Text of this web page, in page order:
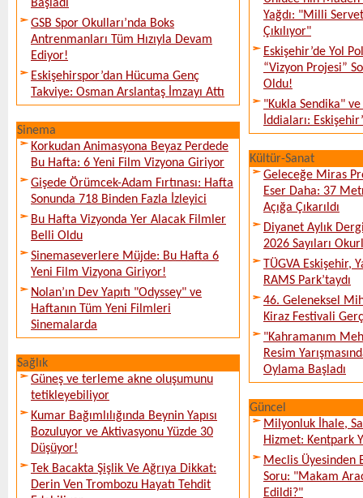
Başladı
GSB Spor Okulları’nda Boks
Antrenmanları Tüm Hızıyla Devam
Ediyor!
Eskişehirspor’dan Hücuma Genç
Takviye: Osman Arslantaş İmzayı Attı
Sinema
Korkudan Animasyona Beyaz Perdede
Bu Hafta: 6 Yeni Film Vizyona Giriyor
Gişede Örümcek-Adam Fırtınası: Hafta
Sonunda 718 Binden Fazla İzleyici
Bu Hafta Vizyonda Yer Alacak Filmler
Belli Oldu
Sinemaseverlere Müjde: Bu Hafta 6
Yeni Film Vizyona Giriyor!
Nolan’ın Dev Yapıtı "Odyssey" ve
Haftanın Tüm Yeni Filmleri
Sinemalarda
Sağlık
Güneş ve terleme akne oluşumunu
tetikleyebiliyor
Kumar Bağımlılığında Beynin Yapısı
Bozuluyor ve Aktivasyonu Yüzde 30
Düşüyor!
Tek Bacakta Şişlik Ve Ağrıya Dikkat:
Derin Ven Trombozu Hayatı Tehdit
Yağdı: "Milli
Çıkılıyor"
Eskişehir’de Yol
“Vizyon Projesi”
Oldu!
"Kukla Sendika"
İddiaları:
Kültür-Sanat
Geleceğe Miras
Eser Daha: 37
Açığa Çıkarıldı
Diyanet Aylık
2026 Sayıları
TÜGVA Eskişehir,
RAMS Park’taydı
46. Geleneksel
Kiraz Festivali
"Kahramanım
Resim
Oylama Başladı
Güncel
Milyonluk İhale,
Hizmet: Kentpark
Meclis Üyesinden
Soru: "Makam
Edildi?"